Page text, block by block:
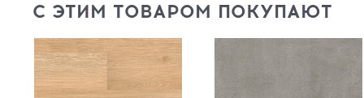
С ЭТИМ ТОВАРОМ ПОКУПАЮТ